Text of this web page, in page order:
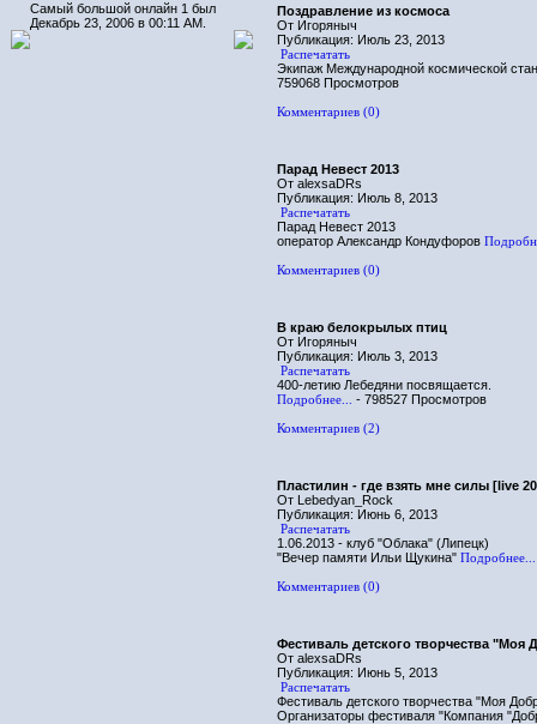
Самый большой онлайн 1 был
Декабрь 23, 2006 в 00:11 AM.
Поздравление из космоса
От Игоряныч
Публикация: Июль 23, 2013
Распечатать
Экипаж Международной космической
759068 Просмотров
Комментариев (0)
Парад Невест 2013
От alexsaDRs
Публикация: Июль 8, 2013
Распечатать
Парад Невест 2013
оператор Александр Кондуфоров
Комментариев (0)
В краю белокрылых птиц
От Игоряныч
Публикация: Июль 3, 2013
Распечатать
400-летию Лебедяни посвящается.
Подробнее...
- 798527 Просмотров
Комментариев (2)
Пластилин - где взять мне силы [live
От Lebedyan_Rock
Публикация: Июнь 6, 2013
Распечатать
1.06.2013 - клуб "Облака" (Липецк)
"Вечер памяти Ильи Щукина" Подробнее...
Комментариев (0)
Фестиваль детского творчества "Моя
От alexsaDRs
Публикация: Июнь 5, 2013
Распечатать
Фестиваль детского творчества "Моя
Организаторы фестиваля "Компания